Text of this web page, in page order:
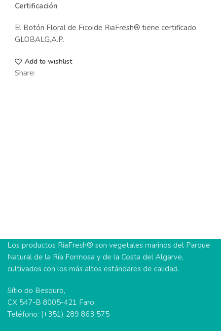
Certificación
El Botón Floral de Ficoide RiaFresh® tiene certificado
GLOBALG.A.P.
Add to wishlist
Share:
Los productos RiaFresh® son vegetales marinos del Parque
Natural de la Ría Formosa y de la Costa del Algarve,
cultivados con los más altos estándares de calidad.
Sítio do Besouro,
CX 547-B 8005-421 Faro
Teléfono: (+351) 289 863 575